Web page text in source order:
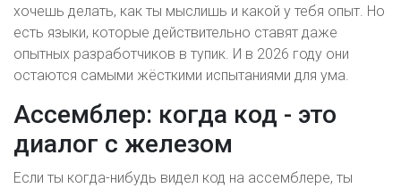
хочешь делать, как ты мыслишь и какой у тебя опыт. Но
есть языки, которые действительно ставят даже
опытных разработчиков в тупик. И в 2026 году они
остаются самыми жёсткими испытаниями для ума.
Ассемблер: когда код - это
диалог с железом
Если ты когда-нибудь видел код на ассемблере, ты